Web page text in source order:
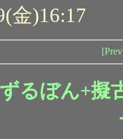
金)16:17
ずるぼん+擬